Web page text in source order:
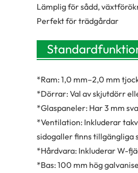
Lämplig för sådd,
Perfekt för trädgårdar
*Ram: 1,0 mm–2,0 mm
*Dörrar: Val av skjutdörr
*Glaspaneler: Har 3 mm
*Ventilation: Inkluderar
sidogaller finns tillgängliga
*Hårdvara: Inkluderar W-
*Bas: 100 mm hög